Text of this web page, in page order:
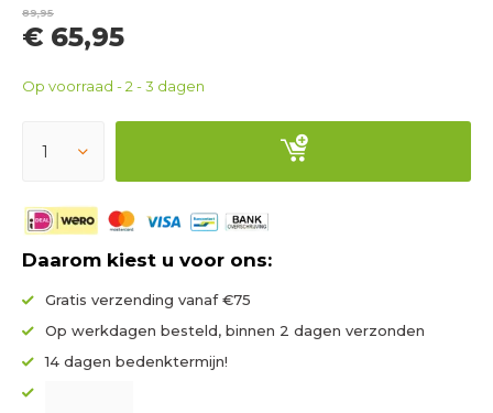
89,95
€ 65,95
Op voorraad - 2 - 3 dagen
Daarom kiest u voor ons:
Gratis verzending vanaf €75
Op werkdagen besteld, binnen 2 dagen verzonden
14 dagen bedenktermijn!